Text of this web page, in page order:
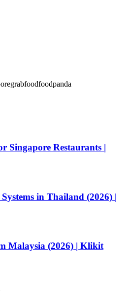
grabfoodfoodpanda
Singapore Restaurants |
in Thailand (2026) |
Malaysia (2026) | Klikit